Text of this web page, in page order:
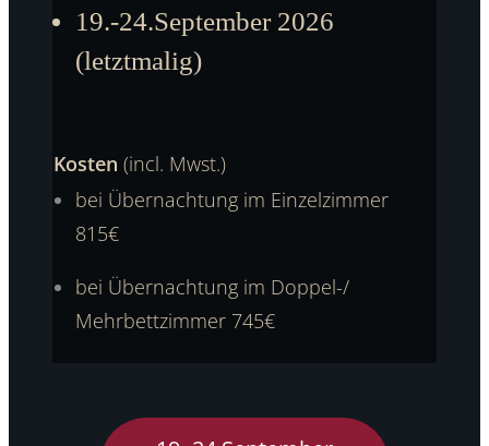
19.-24.September 2026
(letztmalig)
Kosten (incl. Mwst.)
bei Übernachtung im Einzelzimmer
815€
bei Übernachtung im Doppel-/
Mehrbettzimmer 745€